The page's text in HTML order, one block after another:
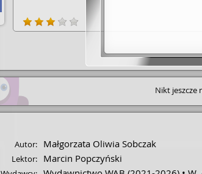
Nikt jeszcze
Autor: Małgorzata Oliwia Sobczak
Lektor: Marcin Popczyński